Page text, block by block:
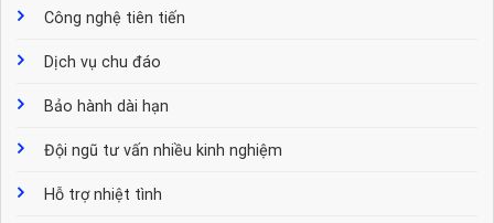
Công nghệ tiên tiến
Dịch vụ chu đáo
Bảo hành dài hạn
Đội ngũ tư vấn nhiều kinh nghiệm
Hỗ trợ nhiệt tình